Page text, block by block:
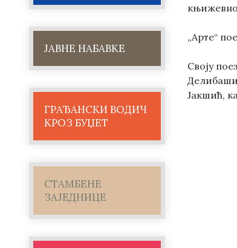
ЈАВНЕ НАБАВКЕ
ГРАЂАНСКИ ВОДИЧ
КРОЗ БУЏЕТ
СТАМБЕНЕ
ЗАЈЕДНИЦЕ
„Арте“
Своју
Јакшић,